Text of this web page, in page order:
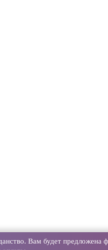
Вам будет предложена